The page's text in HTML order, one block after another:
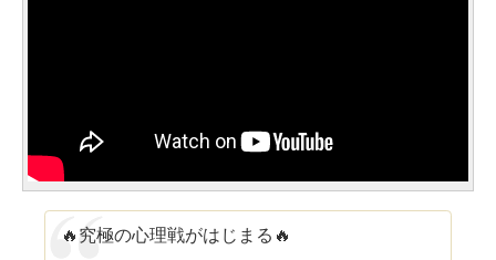
🔥究極の心理戦がはじまる🔥